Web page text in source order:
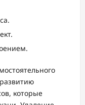
которые